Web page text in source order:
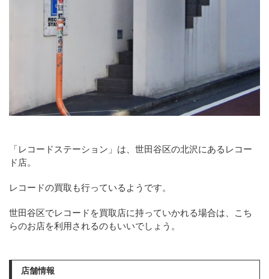
「レコードステーション」は、世田谷区の北沢にあるレコー
ド店。
レコードの買取も行っているようです。
世田谷区でレコードを買取店に持っていかれる場合は、こち
らのお店を利用されるのもいいでしょう。
店舗情報